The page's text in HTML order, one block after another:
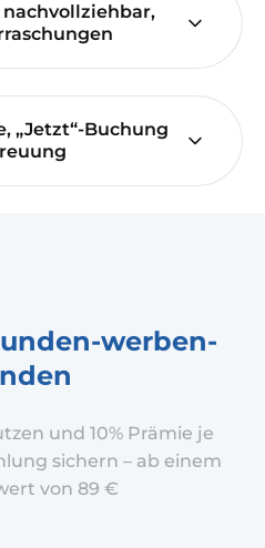
nachvollziehbar,
„Jetzt“-Buchung
werben-
und 10% Prämie je
sichern – ab einem
von 89 €